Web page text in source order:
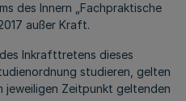
des Innern „Fachpraktische
außer Kraft.
Inkrafttretens dieses
studieren, gelten
jeweiligen Zeitpunkt geltenden